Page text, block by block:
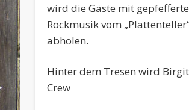
wird die Gäste mit
Rockmusik vom
abholen.
Hinter dem Tresen wird
Crew